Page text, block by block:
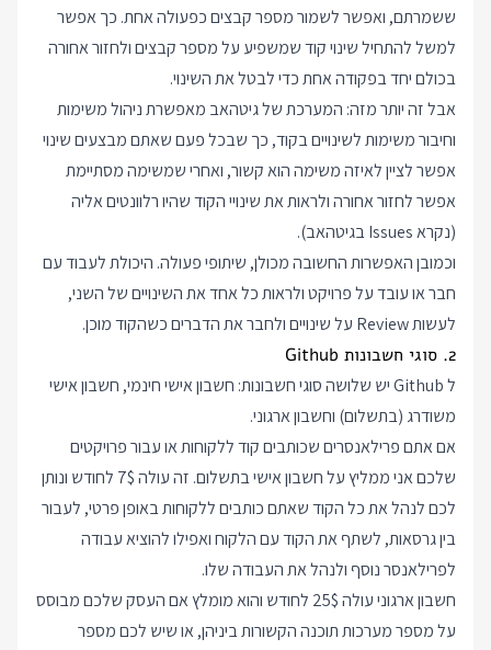
ששמרתם, ואפשר לשמור מספר קבצים כפעולה אחת. כך אפשר
למשל להתחיל שינוי קוד שמשפיע על מספר קבצים ולחזור אחורה
בכולם יחד בפקודה אחת כדי לבטל את השינוי.
אבל זה יותר מזה: המערכת של גיטהאב מאפשרת ניהול משימות
וחיבור משימות לשינויים בקוד, כך שבכל פעם שאתם מבצעים שינוי
אפשר לציין לאיזה משימה הוא קשור, ואחרי שמשימה מסתיימת
אפשר לחזור אחורה ולראות את שינויי הקוד שהיו רלוונטים אליה
(נקרא Issues בגיטהאב).
וכמובן האפשרות החשובה מכולן, שיתופי פעולה. היכולת לעבוד עם
חבר או עובד על פרויקט ולראות כל אחד את השינויים של השני,
לעשות Review על שינויים ולחבר את הדברים כשהקוד מוכן.
2. סוגי חשבונות Github
ל Github יש שלושה סוגי חשבונות: חשבון אישי חינמי, חשבון אישי
משודרג (בתשלום) וחשבון ארגוני.
אם אתם פרילאנסרים שכותבים קוד ללקוחות או עבור פרויקטים
שלכם אני ממליץ על חשבון אישי בתשלום. זה עולה 7$ לחודש ונותן
לכם לנהל את כל הקוד שאתם כותבים ללקוחות באופן פרטי, לעבור
בין גרסאות, לשתף את הקוד עם הלקוח ואפילו להוציא עבודה
לפרילאנסר נוסף ולנהל את העבודה שלו.
חשבון ארגוני עולה 25$ לחודש והוא מומלץ אם העסק שלכם מבוסס
על מספר מערכות תוכנה הקשורות ביניהן, או שיש לכם מספר